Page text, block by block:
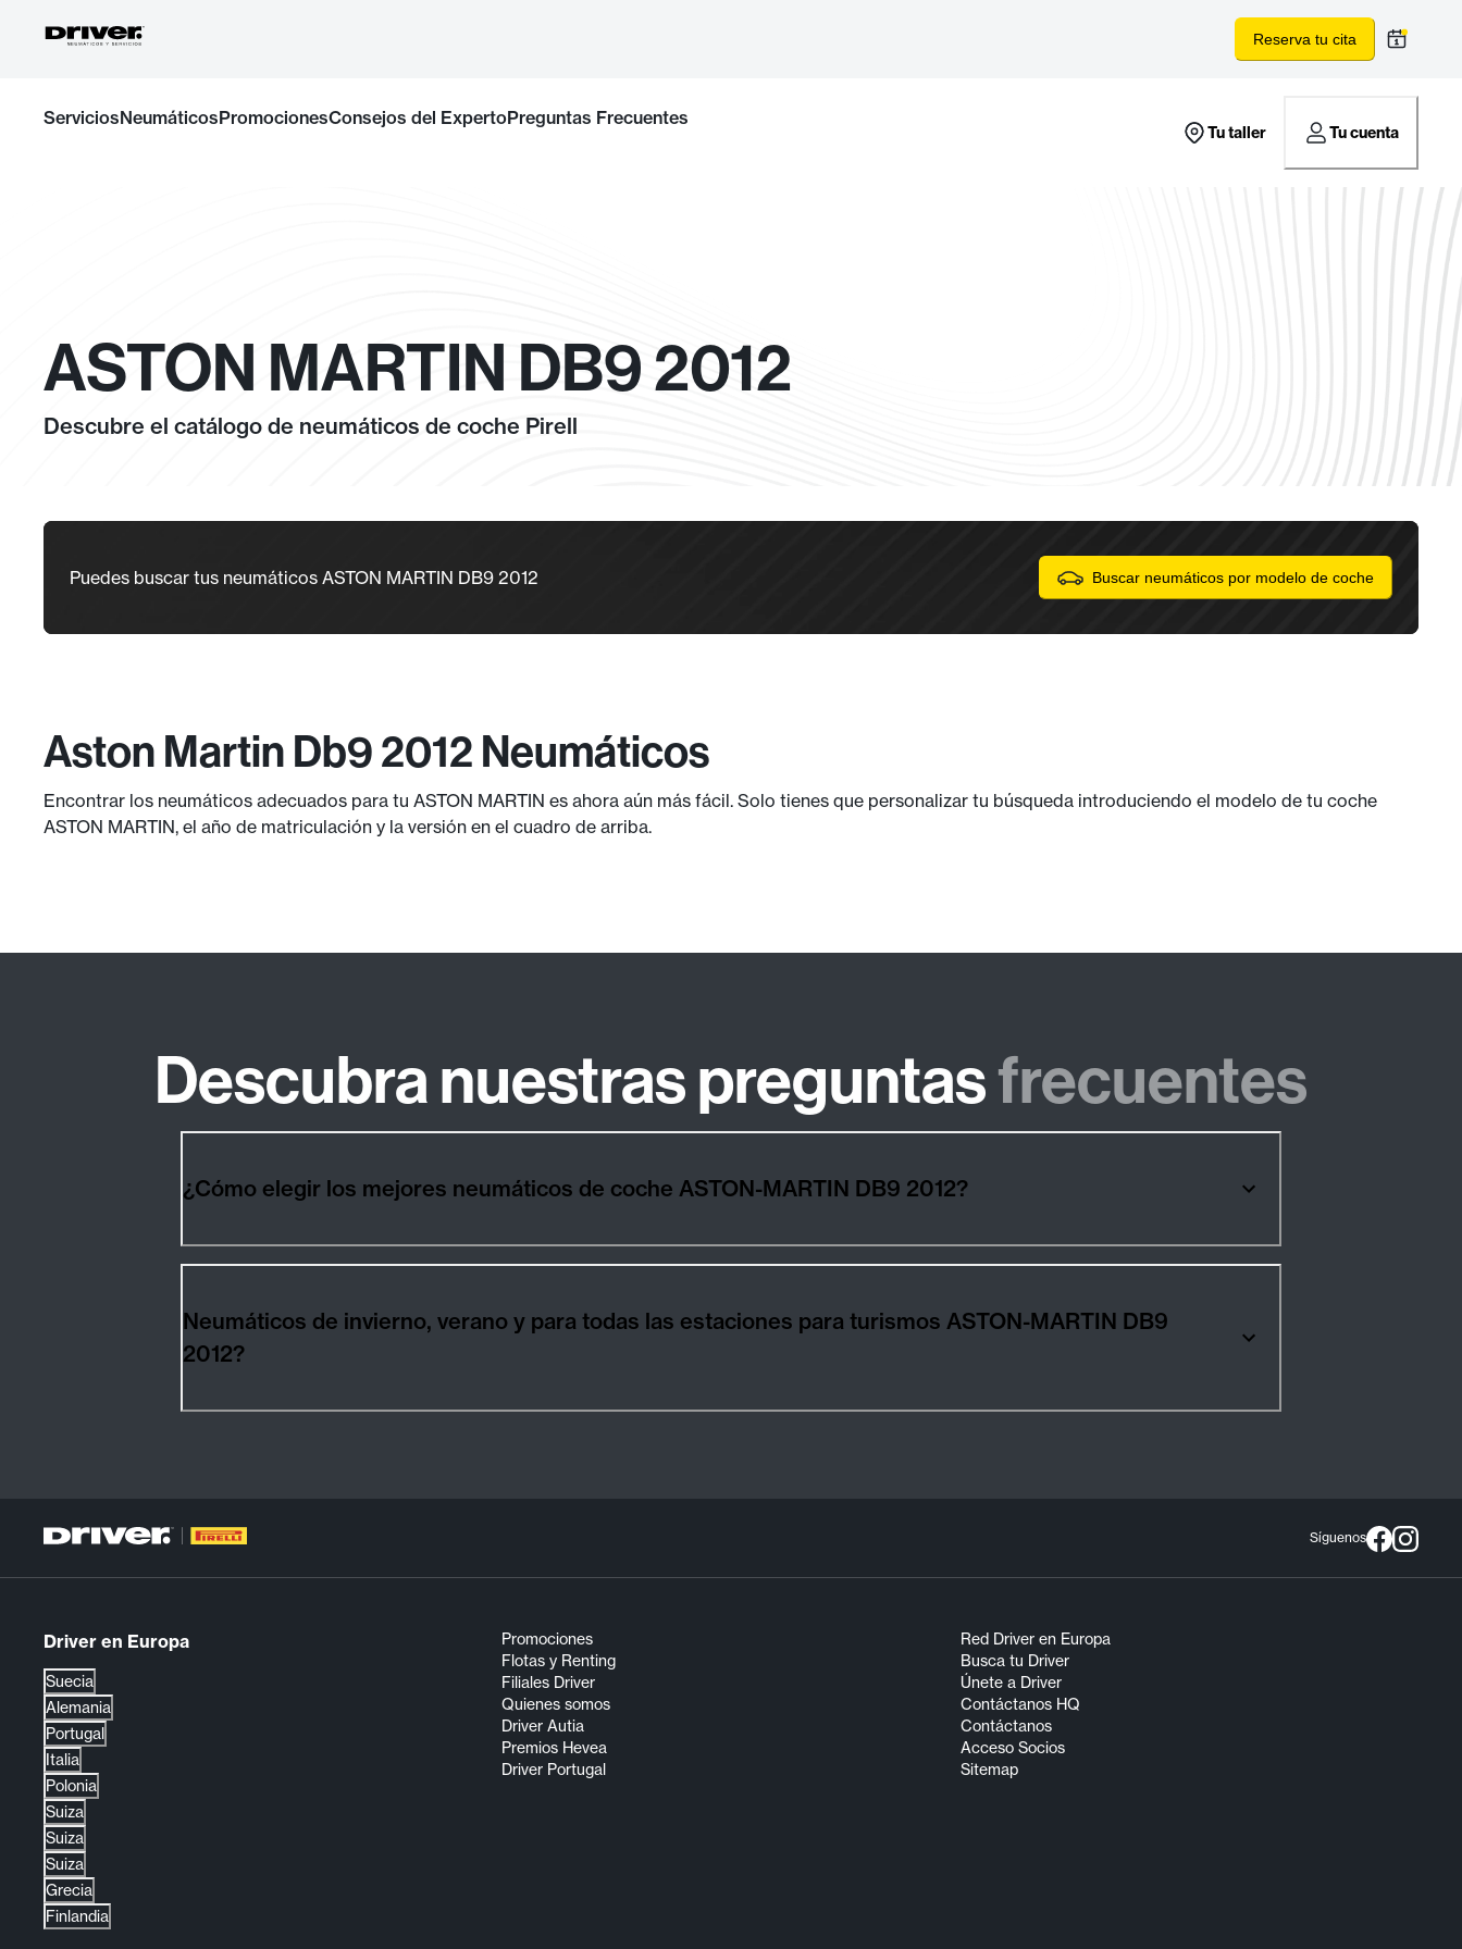
Reserva tu cita
ServiciosNeumáticosPromocionesConsejos del ExpertoPreguntas Frecuentes
Tu taller Tu cuenta
ASTON MARTIN DB9 2012
Descubre el catálogo de neumáticos de coche Pirell
Puedes buscar tus neumáticos ASTON MARTIN DB9 2012 Buscar neumáticos por modelo de coche
Aston Martin Db9 2012 Neumáticos
Encontrar los neumáticos adecuados para tu ASTON MARTIN es ahora aún más fácil. Solo tienes que personalizar tu búsqueda introduciendo el modelo de tu coche
ASTON MARTIN, el año de matriculación y la versión en el cuadro de arriba.
Descubra nuestras preguntasfrecuentes
¿Cómo elegir los mejores neumáticos de coche ASTON-MARTIN DB9 2012?
Neumáticos de invierno, verano y para todas las estaciones para turismos ASTON-MARTIN DB9
2012?
Síguenos
Driver en Europa
Suecia
Alemania
Portugal
Italia
Polonia
Suiza
Suiza
Suiza
Grecia
Finlandia
Promociones
Flotas y Renting
Filiales Driver
Quienes somos
Driver Autia
Premios Hevea
Driver Portugal
Red Driver en Europa
Busca tu Driver
Únete a Driver
Contáctanos HQ
Contáctanos
Acceso Socios
Sitemap